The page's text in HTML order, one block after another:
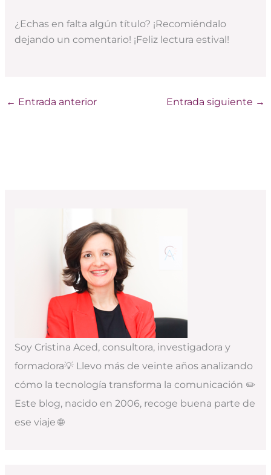
¿Echas en falta algún título? ¡Recomiéndalo
dejando un comentario! ¡Feliz lectura estival!
← Entrada anterior Entrada siguiente →
Soy Cristina Aced, consultora, investigadora y
formadora💡 Llevo más de veinte años analizando
cómo la tecnología transforma la comunicación ✏️
Este blog, nacido en 2006, recoge buena parte de
ese viaje 🌐